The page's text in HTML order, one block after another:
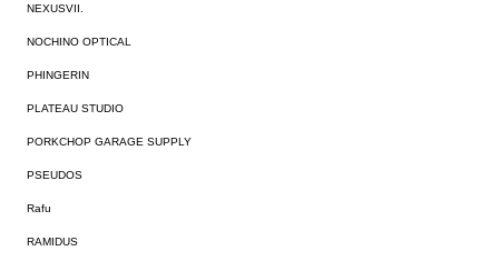
NEXUSVII.
NOCHINO OPTICAL
PHINGERIN
PLATEAU STUDIO
PORKCHOP GARAGE SUPPLY
PSEUDOS
Rafu
RAMIDUS